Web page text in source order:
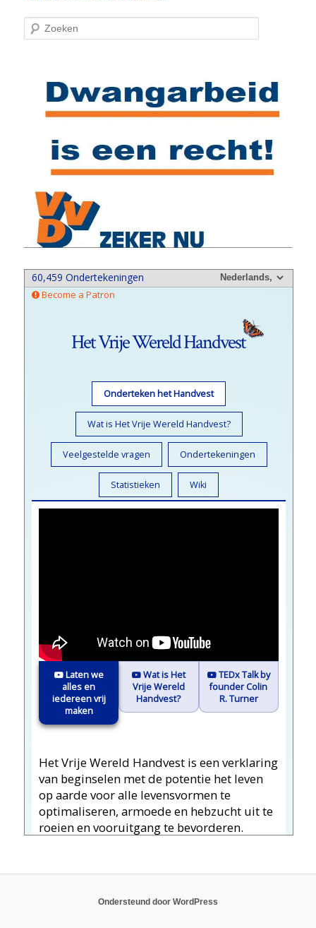
e
Ondersteund door WordPress